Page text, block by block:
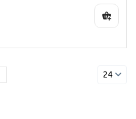
24